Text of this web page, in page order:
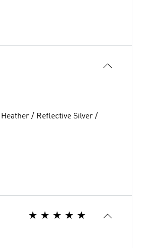
/ Reflective Silver /